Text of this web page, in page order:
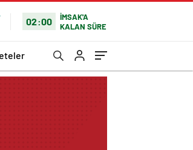
02:00
İMSAK'A
KALAN SÜRE